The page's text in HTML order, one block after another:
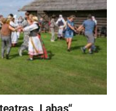
neregistruojamos?
važiavimas
treniruoklius),
atsakant į 2
rūšys.
„Labas“